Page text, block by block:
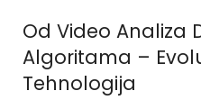
Od Video Analiza
Algoritama –
Tehnologija